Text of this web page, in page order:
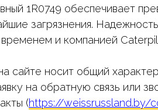
1R0749 обеспечивает
загрязнения.
и компанией
сайте носит общий
на обратную связь или
(https://weissrussland.by/